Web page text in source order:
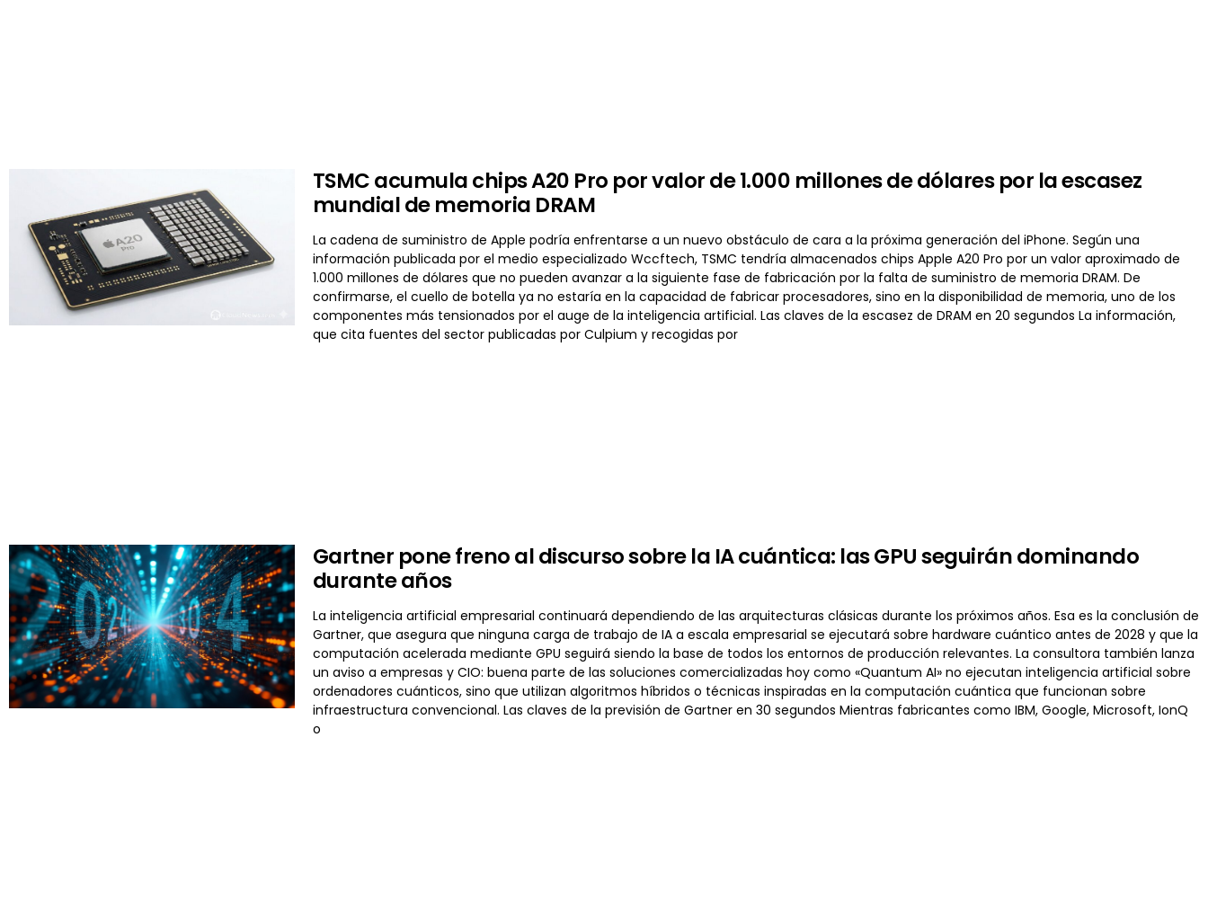
TSMC acumula chips A20 Pro por valor de 1.000 millones de dólares por la escasez
mundial de memoria DRAM
La cadena de suministro de Apple podría enfrentarse a un nuevo obstáculo de cara a la próxima generación del iPhone. Según una
información publicada por el medio especializado Wccftech, TSMC tendría almacenados chips Apple A20 Pro por un valor aproximado de
1.000 millones de dólares que no pueden avanzar a la siguiente fase de fabricación por la falta de suministro de memoria DRAM. De
confirmarse, el cuello de botella ya no estaría en la capacidad de fabricar procesadores, sino en la disponibilidad de memoria, uno de los
componentes más tensionados por el auge de la inteligencia artificial. Las claves de la escasez de DRAM en 20 segundos La información,
que cita fuentes del sector publicadas por Culpium y recogidas por
Gartner pone freno al discurso sobre la IA cuántica: las GPU seguirán dominando
durante años
La inteligencia artificial empresarial continuará dependiendo de las arquitecturas clásicas durante los próximos años. Esa es la conclusión de
Gartner, que asegura que ninguna carga de trabajo de IA a escala empresarial se ejecutará sobre hardware cuántico antes de 2028 y que la
computación acelerada mediante GPU seguirá siendo la base de todos los entornos de producción relevantes. La consultora también lanza
un aviso a empresas y CIO: buena parte de las soluciones comercializadas hoy como «Quantum AI» no ejecutan inteligencia artificial sobre
ordenadores cuánticos, sino que utilizan algoritmos híbridos o técnicas inspiradas en la computación cuántica que funcionan sobre
infraestructura convencional. Las claves de la previsión de Gartner en 30 segundos Mientras fabricantes como IBM, Google, Microsoft, IonQ
o